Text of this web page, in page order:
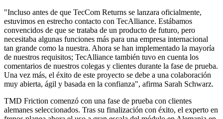
"Incluso antes de que TecCom Returns se lanzara oficialmente,
estuvimos en estrecho contacto con TecAlliance. Estábamos
convencidos de que se trataba de un producto de futuro, pero
necesitaba algunas funciones más para una empresa internacional
tan grande como la nuestra. Ahora se han implementado la mayoría
de nuestros requisitos; TecAlliance también tuvo en cuenta los
comentarios de nuestros colegas y clientes durante la fase de prueba.
Una vez más, el éxito de este proyecto se debe a una colaboración
muy abierta, ágil y basada en la confianza", afirma Sarah Schwarz.
TMD Friction comenzó con una fase de prueba con clientes
alemanes seleccionados. Tras su finalización con éxito, el experto en